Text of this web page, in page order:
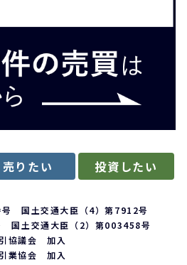
売りたい 投資したい
号 国土交通大臣（4）第7912号
国土交通大臣（2）第003458号
引協議会 加入
引業協会 加入